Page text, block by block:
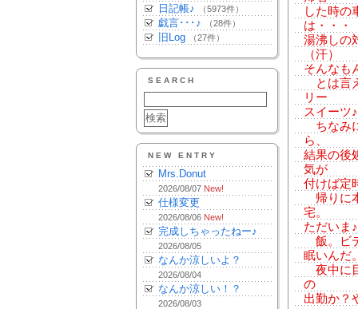
日記帳♪ （5973件）
戯言･･･♪ （28件）
旧Log （27件）
SEARCH
NEW ENTRY
Mrs.Donut
2026/08/07 New!
仕様変更
2026/08/06 New!
完成しちゃったねー♪
2026/08/05
なんか涼しいよ？
2026/08/04
なんか涼しい！？
2026/08/03
した時の
は・・・
湯沸しの
（汗）
そんなも
とは言
リー
スイーツ
ちなみ
ら、
結果の後
気が
付けば定
帰りに
宅。
ただいま
飯。ビ
眠いんだ
夜中に
の
出勤か？